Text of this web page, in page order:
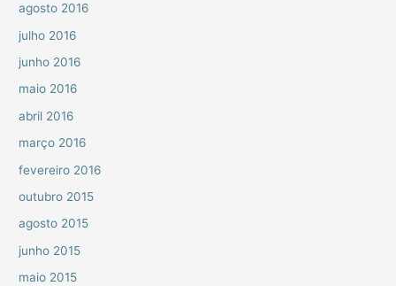
agosto 2016
julho 2016
junho 2016
maio 2016
abril 2016
março 2016
fevereiro 2016
outubro 2015
agosto 2015
junho 2015
maio 2015